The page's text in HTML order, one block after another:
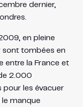
dernier,
en pleine
sont tombées en
entre la France et
2.000
pour les évacuer
manque